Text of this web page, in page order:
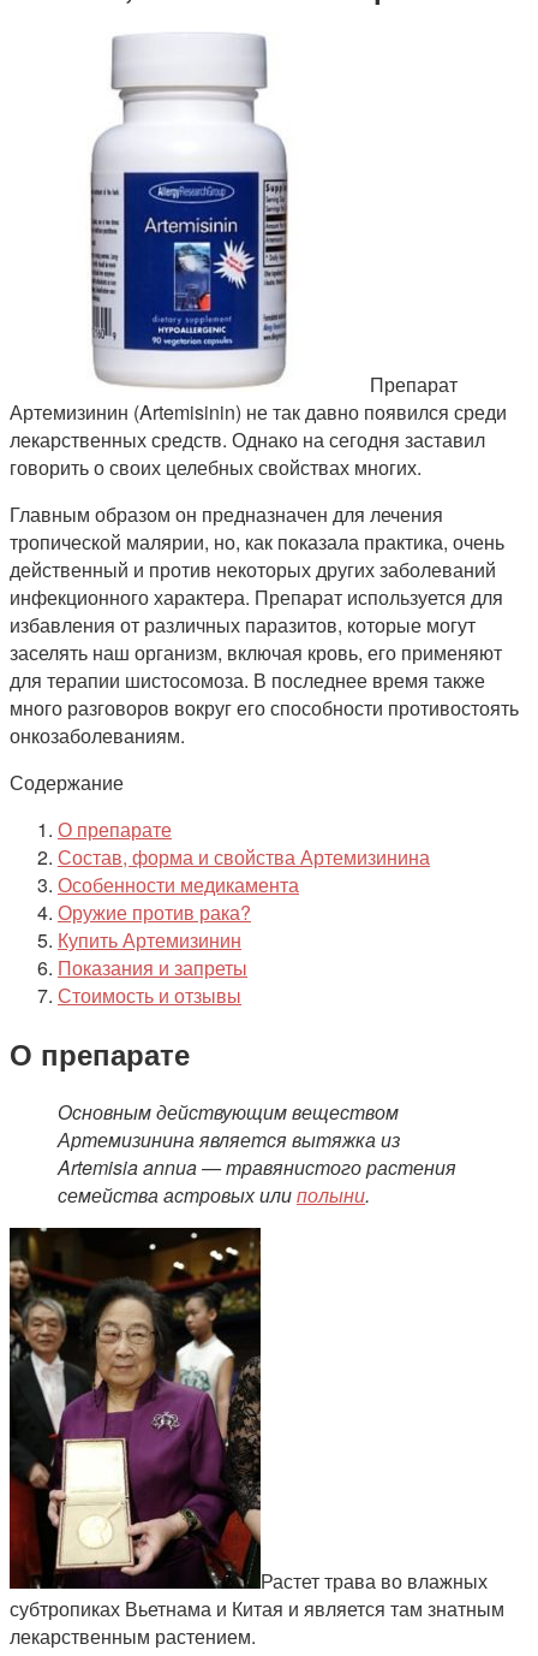
Препарат
Артемизинин (Artemisinin) не так давно появился среди
лекарственных средств. Однако на сегодня заставил
говорить о своих целебных свойствах многих.
Главным образом он предназначен для лечения
тропической малярии, но, как показала практика, очень
действенный и против некоторых других заболеваний
инфекционного характера. Препарат используется для
избавления от различных паразитов, которые могут
заселять наш организм, включая кровь, его применяют
для терапии шистосомоза. В последнее время также
много разговоров вокруг его способности противостоять
онкозаболеваниям.
Содержание
О препарате
Состав, форма и свойства Артемизинина
Особенности медикамента
Оружие против рака?
Купить Артемизинин
Показания и запреты
Стоимость и отзывы
О препарате
Основным действующим веществом
Артемизинина является вытяжка из
Artemisia annua — травянистого растения
семейства астровых илиполыни.
Растет трава во влажных
субтропиках Вьетнама и Китая и является там знатным
лекарственным растением.